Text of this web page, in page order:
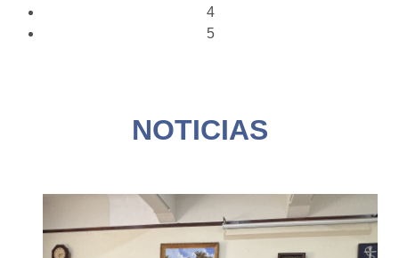
4
5
NOTICIAS